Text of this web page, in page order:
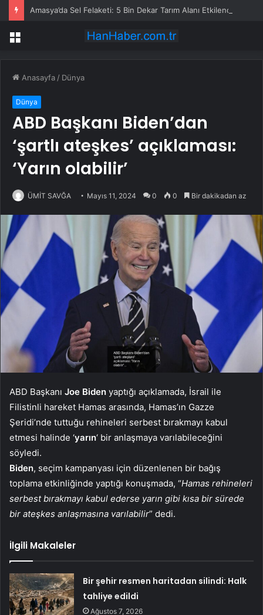
Amasya’da Sel Felaketi: 5 Bin Dekar Tarım Alanı Etkilendi
Menü
Anasayfa / Dünya
Dünya
ABD Başkanı Biden’dan
‘şartlı ateşkes’ açıklaması:
‘Yarın olabilir’
ÜMİT SAVĞA Mayıs 11, 2024 0 0 Bir dakikadan az
ABD Başkanı Joe Biden yaptığı açıklamada, İsrail ile
Filistinli hareket Hamas arasında, Hamas’ın Gazze
Şeridi’nde tuttuğu rehineleri serbest bırakmayı kabul
etmesi halinde ‘yarın‘ bir anlaşmaya varılabileceğini
söyledi.
Biden, seçim kampanyası için düzenlenen bir bağış
toplama etkinliğinde yaptığı konuşmada, “Hamas rehineleri
serbest bırakmayı kabul ederse yarın gibi kısa bir sürede
bir ateşkes anlaşmasına varılabilir” dedi.
İlgili Makaleler
Bir şehir resmen haritadan silindi: Halk
tahliye edildi
Ağustos 7, 2026